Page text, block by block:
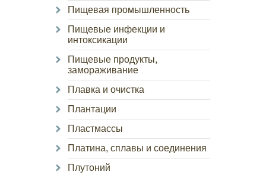
Пищевая промышленность
Пищевые инфекции и
интоксикации
Пищевые продукты,
замораживание
Плавка и очистка
Плантации
Пластмассы
Платина, сплавы и соединения
Плутоний